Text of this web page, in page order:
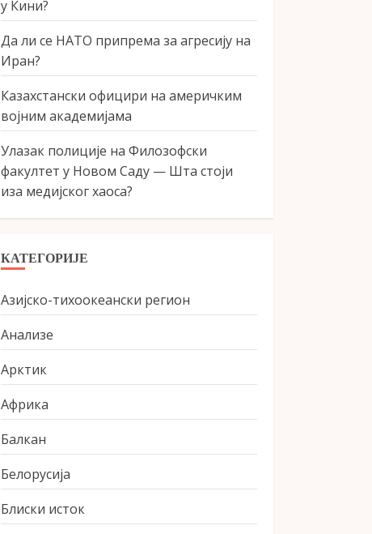
у Кини?
Да ли се НАТО припрема за агресију на
Иран?
Казахстански официри на америчким
војним академијама
Улазак полиције на Филозофски
факултет у Новом Саду — Шта стоји
иза медијског хаоса?
КАТЕГОРИЈЕ
Азијско-тихоокеански регион
Анализе
Арктик
Африка
Балкан
Белорусија
Блиски исток